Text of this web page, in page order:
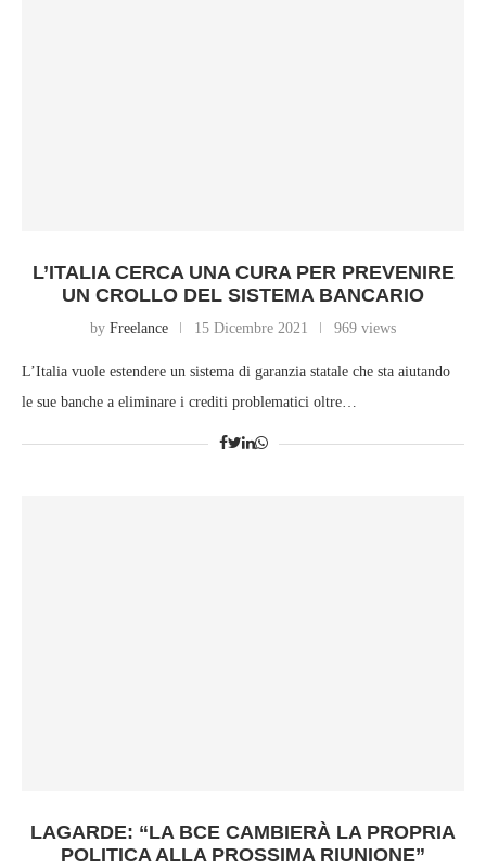
L’ITALIA CERCA UNA CURA PER PREVENIRE
UN CROLLO DEL SISTEMA BANCARIO
by Freelance 15 Dicembre 2021 969 views
L’Italia vuole estendere un sistema di garanzia statale che sta aiutando
le sue banche a eliminare i crediti problematici oltre…
LAGARDE: “LA BCE CAMBIERÀ LA PROPRIA
POLITICA ALLA PROSSIMA RIUNIONE”